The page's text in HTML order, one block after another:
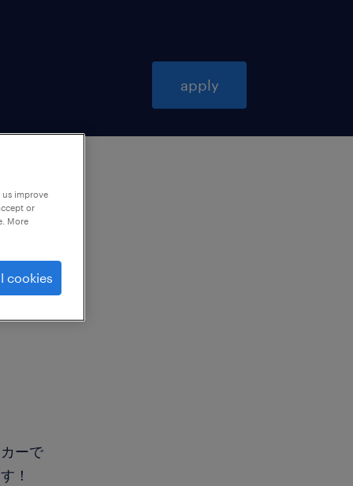
apply
ーで
！
improve
or
More
cookies